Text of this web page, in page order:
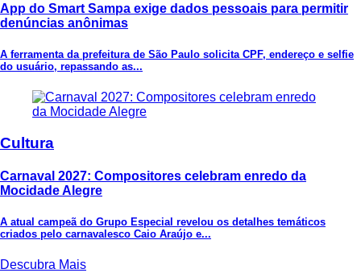
App do Smart Sampa exige dados pessoais para permitir
denúncias anônimas
A ferramenta da prefeitura de São Paulo solicita CPF, endereço e selfie
do usuário, repassando as...
Cultura
Carnaval 2027: Compositores celebram enredo da
Mocidade Alegre
A atual campeã do Grupo Especial revelou os detalhes temáticos
criados pelo carnavalesco Caio Araújo e...
Descubra Mais